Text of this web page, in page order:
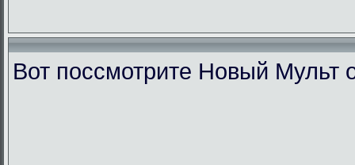
Вот поссмотрите Новый Мульт